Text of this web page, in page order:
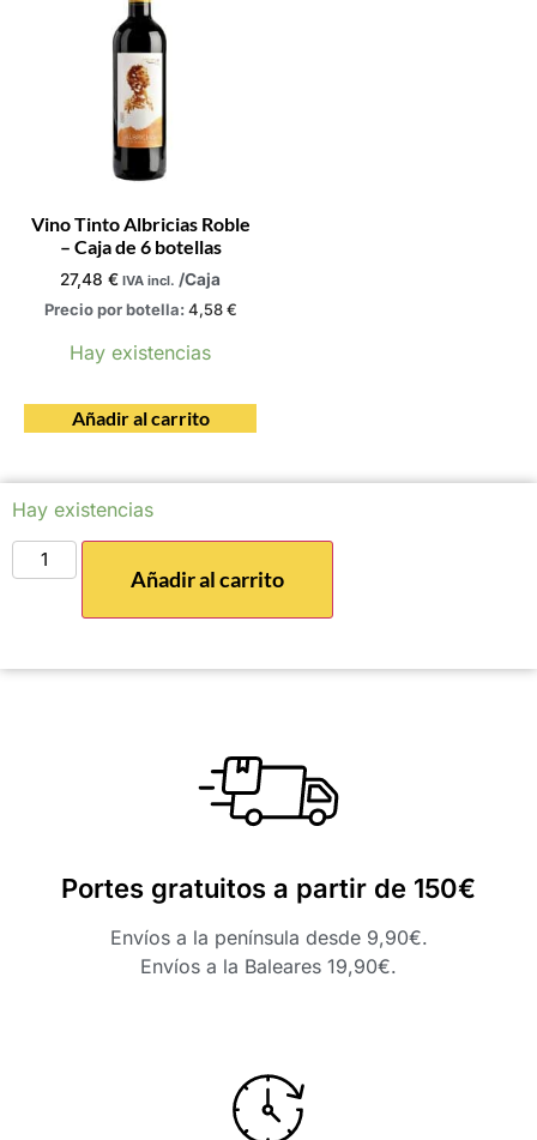
Vino Tinto Albricias Roble
– Caja de 6 botellas
27,48 € IVA incl. /Caja
Precio por botella: 4,58€
Hay existencias
Añadir al carrito
Hay existencias
Añadir al carrito
Portes gratuitos a partir de 150€
Envíos a la península desde 9,90€.
Envíos a la Baleares 19,90€.